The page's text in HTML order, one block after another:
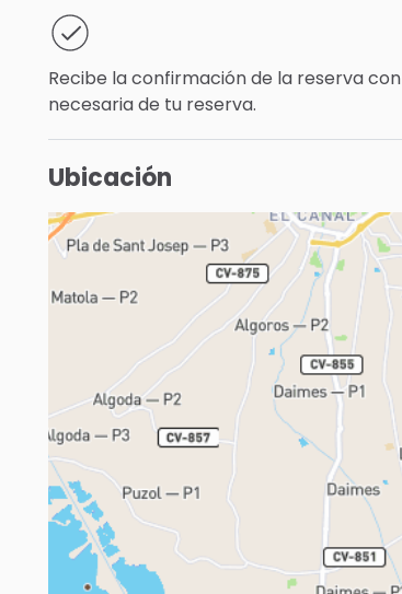
Recibe la confirmación de la reserva
necesaria de tu reserva.
Ubicación